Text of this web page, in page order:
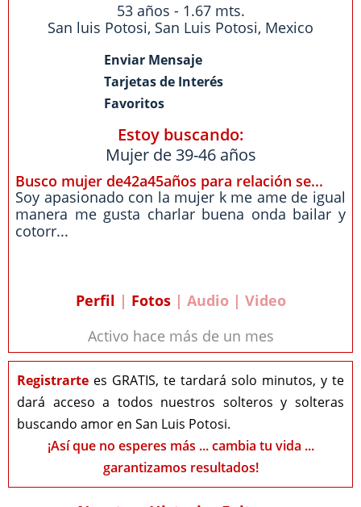
53 años - 1.67 mts.
San luis Potosi, San Luis Potosi, Mexico
Enviar Mensaje
Tarjetas de Interés
Favoritos
Estoy buscando:
Mujer de 39-46 años
Busco mujer de42a45años para relación se...
Soy apasionado con la mujer k me ame de igual
manera me gusta charlar buena onda bailar y
cotorr...
Perfil | Fotos| Audio | Video
Activo hace más de un mes
Registrarte es GRATIS, te tardará solo minutos, y te
dará acceso a todos nuestros solteros y solteras
buscando amor en San Luis Potosi.
¡Así que no esperes más ... cambia tu vida ...
garantizamos resultados!